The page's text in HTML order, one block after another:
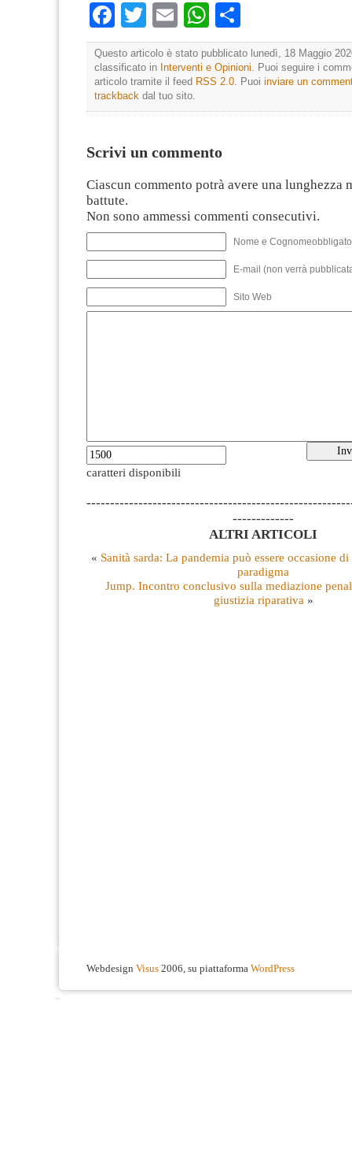
Facebook
TwitterEmailWhatsApp
Questo articolo è stato pubblicato lunedì, 18 Maggio
classificato in Interventi e Opinioni. Puoi seguire i
articolo tramite il feed RSS 2.0. Puoi inviare un
trackback dal tuo sito.
Scrivi un commento
Ciascun commento potrà avere una lunghezza
battute.
Non sono ammessi commenti consecutivi.
Nome e
E-mail (non verrà
Sito Web
caratteri disponibili
-------------
ALTRI ARTICOLI
« Sanità sarda: La pandemia può essere occasione
paradigma
Jump. Incontro conclusivo sulla mediazione
giustizia riparativa »
Webdesign Visus 2006, su piattaforma WordPress